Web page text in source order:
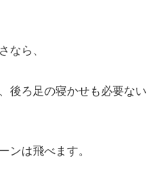
なら、
後ろ足の寝かせも必要ない
ンは飛べます。